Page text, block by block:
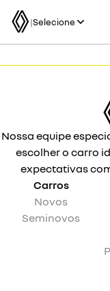
|Selecione
Nossa equipe
escolher o carro
expectativas
Carros
Novos
Seminovos